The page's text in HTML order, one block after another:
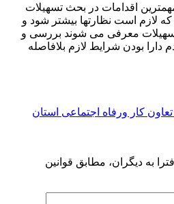
اقدامات در بحث تسهیلات
لازم است نظارتها بیشتر شود و
معرفی می شوند بررسی و
بودن شرایط لازم بلافاصله
کار ورفاه اجتماعی استان
به ديگران، مطابق قوانين